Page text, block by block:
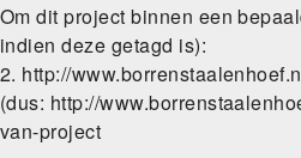
Om dit project binnen een
indien deze getagd is):
2. http://
(dus: http://
van-project